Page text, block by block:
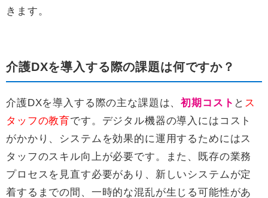
きます。
介護DXを導入する際の課題は何ですか？
介護DXを導入する際の主な課題は、初期コスト と ス
タッフの教育です。デジタル機器の導入にはコスト
がかかり、システムを効果的に運用するためにはス
タッフのスキル向上が必要です。また、既存の業務
プロセスを見直す必要があり、新しいシステムが定
着するまでの間、一時的な混乱が生じる可能性があ